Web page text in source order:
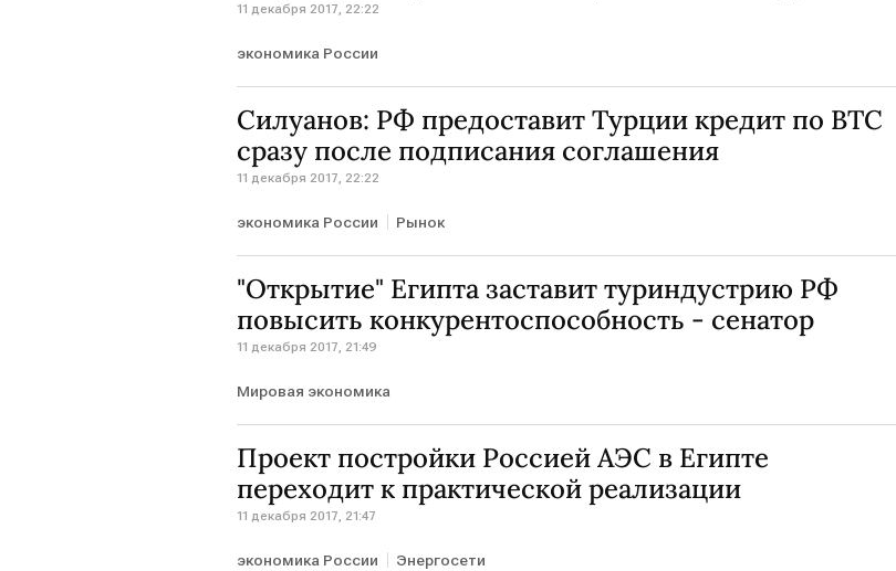
11 декабря 2017, 22:22
экономика России
Силуанов: РФ предоставит Турции кредит по ВТС
сразу после подписания соглашения
11 декабря 2017, 22:22
экономика России Рынок
"Открытие" Египта заставит туриндустрию РФ
повысить конкурентоспособность - сенатор
11 декабря 2017, 21:49
Мировая экономика
Проект постройки Россией АЭС в Египте
переходит к практической реализации
11 декабря 2017, 21:47
экономика России Энергосети